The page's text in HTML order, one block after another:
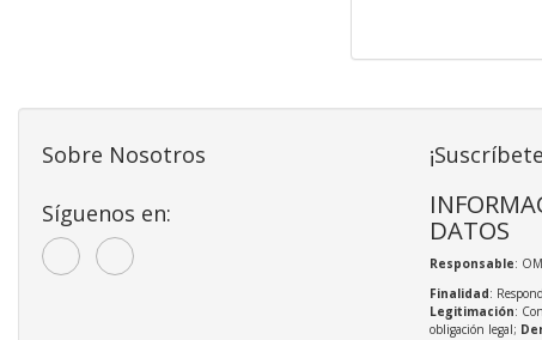
Sobre Nosotros
Síguenos en: DATOS
Responsable:
Finalidad:
Legitimación:
obligación legal;